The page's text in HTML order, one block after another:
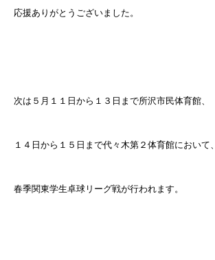
応援ありがとうございました。
次は５月１１日から１３日まで所沢市民体育館、
１４日から１５日まで代々木第２体育館において、
春季関東学生卓球リーグ戦が行われます。